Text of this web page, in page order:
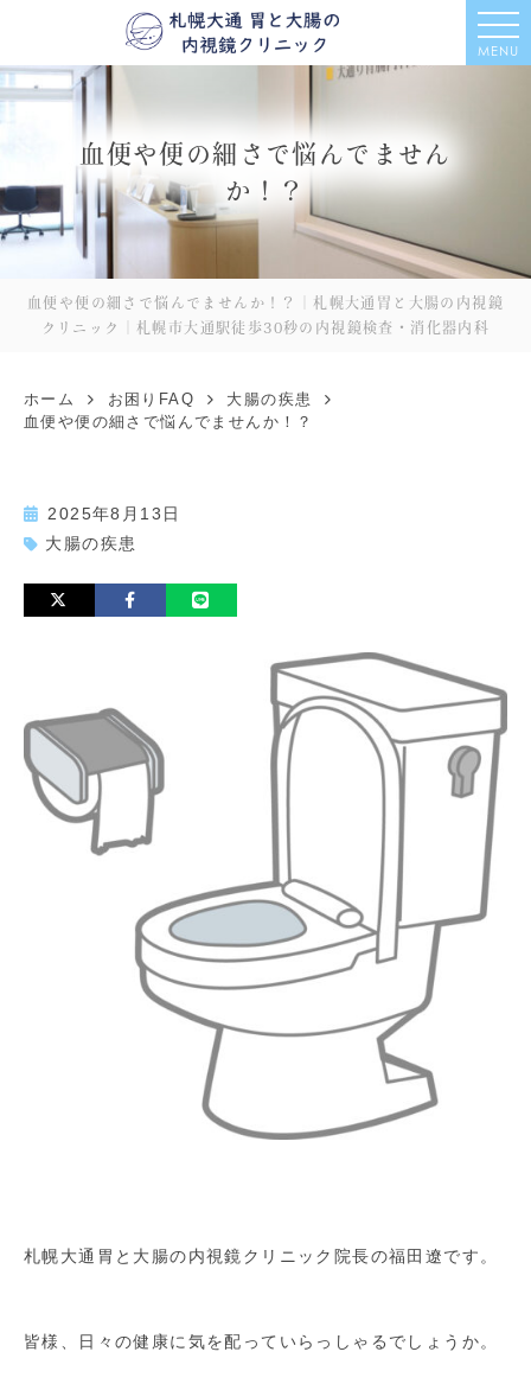
MENU
血便や便の細さで悩んでません
か！？
血便や便の細さで悩んでませんか！？｜札幌大通胃と大腸の内視鏡
クリニック｜札幌市大通駅徒歩30秒の内視鏡検査・消化器内科
ホーム お困りFAQ
大腸の疾患
血便や便の細さで悩んでませんか！？
2025年8月13日
大腸の疾患
札幌大通胃と大腸の内視鏡クリニック院長の福田遼です。
皆様、日々の健康に気を配っていらっしゃるでしょうか。